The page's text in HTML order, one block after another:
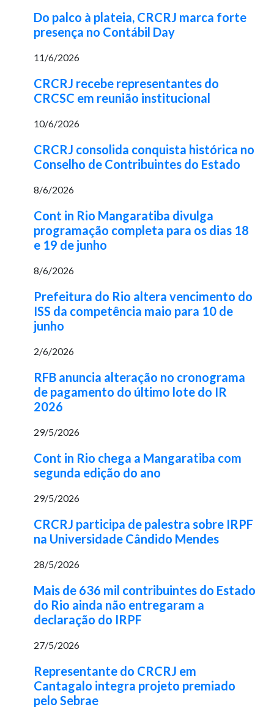
Do palco à plateia, CRCRJ marca forte
presença no Contábil Day
11/6/2026
CRCRJ recebe representantes do
CRCSC em reunião institucional
10/6/2026
CRCRJ consolida conquista histórica no
Conselho de Contribuintes do Estado
8/6/2026
Cont in Rio Mangaratiba divulga
programação completa para os dias 18
e 19 de junho
8/6/2026
Prefeitura do Rio altera vencimento do
ISS da competência maio para 10 de
junho
2/6/2026
RFB anuncia alteração no cronograma
de pagamento do último lote do IR
2026
29/5/2026
Cont in Rio chega a Mangaratiba com
segunda edição do ano
29/5/2026
CRCRJ participa de palestra sobre IRPF
na Universidade Cândido Mendes
28/5/2026
Mais de 636 mil contribuintes do Estado
do Rio ainda não entregaram a
declaração do IRPF
27/5/2026
Representante do CRCRJ em
Cantagalo integra projeto premiado
pelo Sebrae